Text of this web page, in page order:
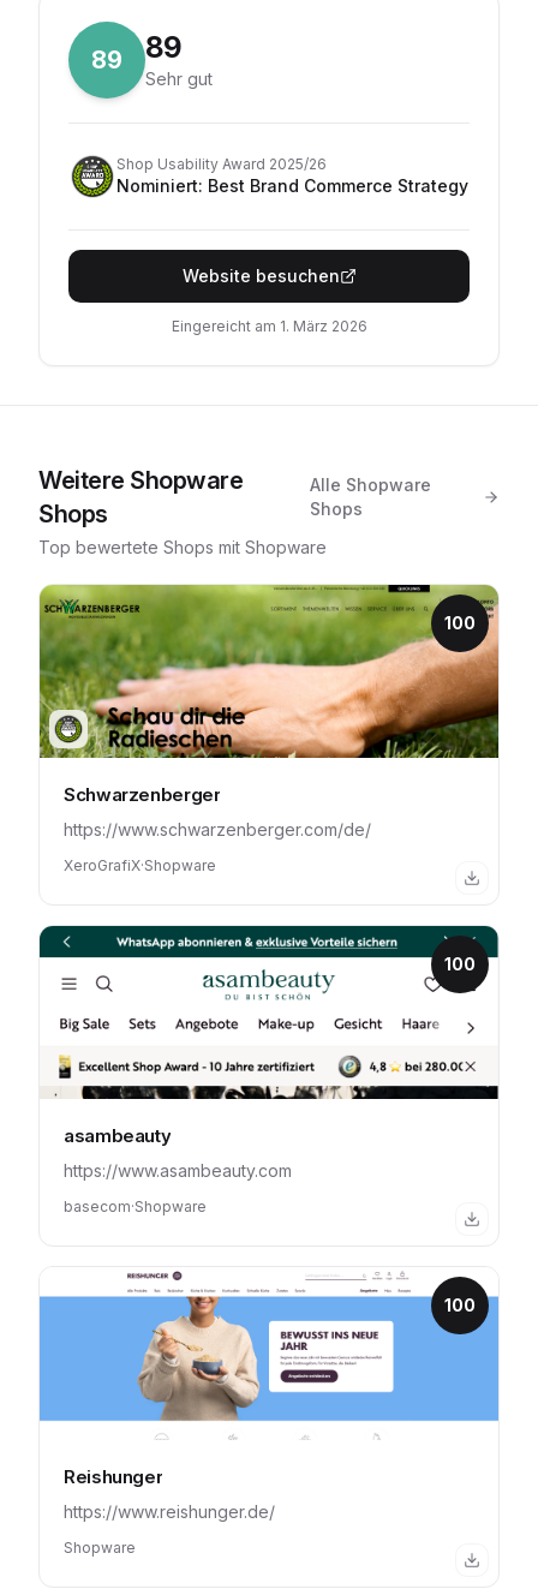
89 89
Sehr gut
Shop Usability Award 2025/26
Nominiert: Best Brand Commerce Strategy
Website besuchen
Eingereicht am 1. März 2026
Weitere Shopware
Shops
Alle Shopware
Shops
Top bewertete Shops mit Shopware
100
Schwarzenberger
https://www.schwarzenberger.com/de/
XeroGrafiX·Shopware
100
asambeauty
https://www.asambeauty.com
basecom·Shopware
100
Reishunger
https://www.reishunger.de/
Shopware